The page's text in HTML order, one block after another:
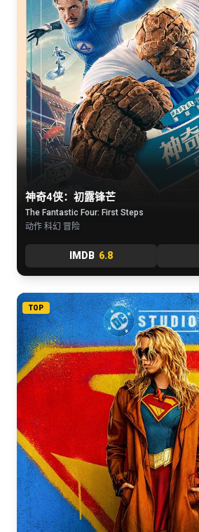
神奇4侠：初露锋芒
The Fantastic Four: First Steps
动作 科幻 冒险
IMDB 6.8
TOP